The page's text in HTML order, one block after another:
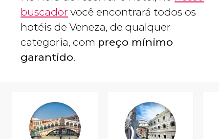
buscador você encontrará todos os
hotéis de Veneza, de qualquer
categoria, com preço mínimo
garantido.